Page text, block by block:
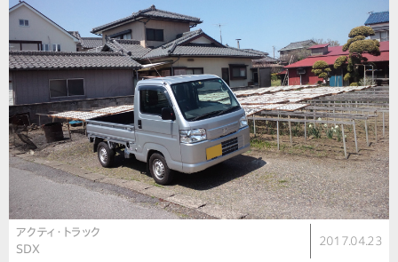
アクティ・トラック
SDX
2017.04.23